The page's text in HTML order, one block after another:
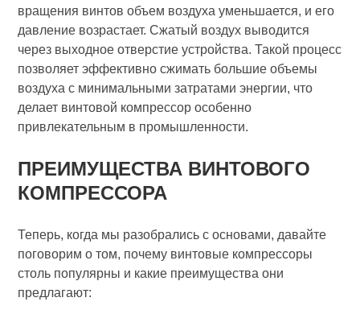
вращения винтов объем воздуха уменьшается, и его
давление возрастает. Сжатый воздух выводится
через выходное отверстие устройства. Такой процесс
позволяет эффективно сжимать большие объемы
воздуха с минимальными затратами энергии, что
делает винтовой компрессор особенно
привлекательным в промышленности.
ПРЕИМУЩЕСТВА ВИНТОВОГО
КОМПРЕССОРА
Теперь, когда мы разобрались с основами, давайте
поговорим о том, почему винтовые компрессоры
столь популярны и какие преимущества они
предлагают: